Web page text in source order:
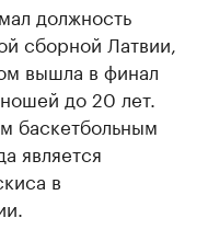
должность
сборной Латвии,
вышла в финал
до 20 лет.
баскетбольным
является
в